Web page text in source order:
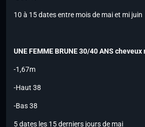
10 à 15 dates entre mois de mai et mi juin
UNE FEMME BRUNE 30/40 ANS
-1,67m
-Haut 38
-Bas 38
5 dates les 15 derniers jours de mai